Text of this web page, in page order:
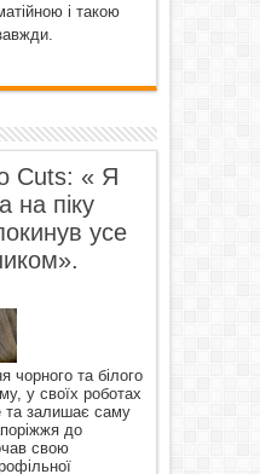
і такою
Cuts: « Я
на піку
усе
чорного та білого
у своїх роботах
та залишає саму
до
свою